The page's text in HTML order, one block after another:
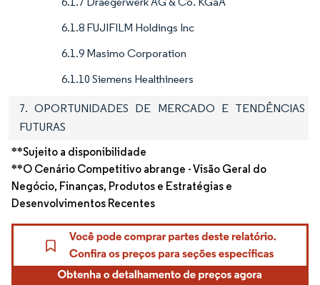
6.1.8 FUJIFILM Holdings Inc
6.1.9 Masimo Corporation
6.1.10 Siemens Healthineers
7. OPORTUNIDADES DE MERCADO E TENDÊNCIAS
FUTURAS
**Sujeito a disponibilidade
**O Cenário Competitivo abrange - Visão Geral do
Negócio, Finanças, Produtos e Estratégias e
Desenvolvimentos Recentes